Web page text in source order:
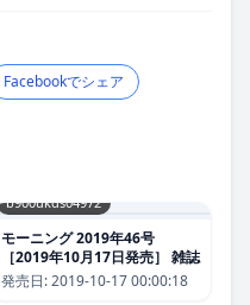
Facebookでシェア
b900ukds04972
モーニング 2019年46号
［2019年10月17日発売］ 雑誌
発売日:2019-10-17 00:00:18